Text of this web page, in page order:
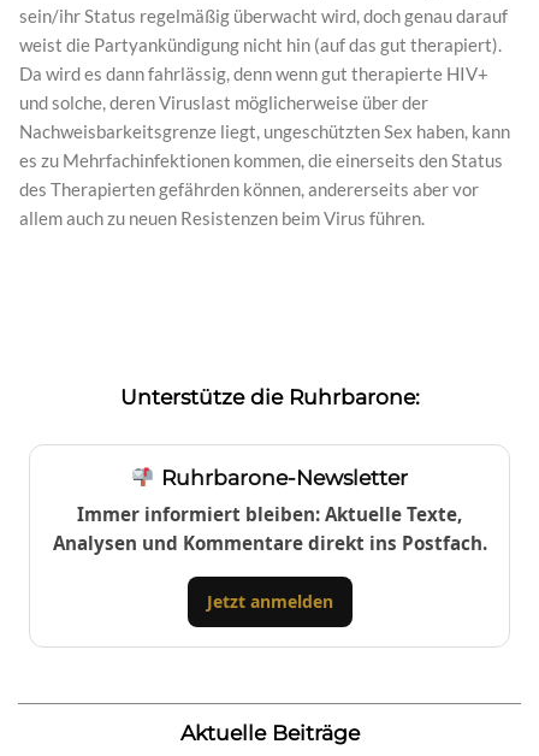
sein/ihr Status regelmäßig überwacht wird, doch genau darauf
weist die Partyankündigung nicht hin (auf das gut therapiert).
Da wird es dann fahrlässig, denn wenn gut therapierte HIV+
und solche, deren Viruslast möglicherweise über der
Nachweisbarkeitsgrenze liegt, ungeschützten Sex haben, kann
es zu Mehrfachinfektionen kommen, die einerseits den Status
des Therapierten gefährden können, andererseits aber vor
allem auch zu neuen Resistenzen beim Virus führen.
Unterstütze die Ruhrbarone:
Ruhrbarone-Newsletter
Immer informiert bleiben: Aktuelle Texte,
Analysen und Kommentare direkt ins Postfach.
Jetzt anmelden
Aktuelle Beiträge